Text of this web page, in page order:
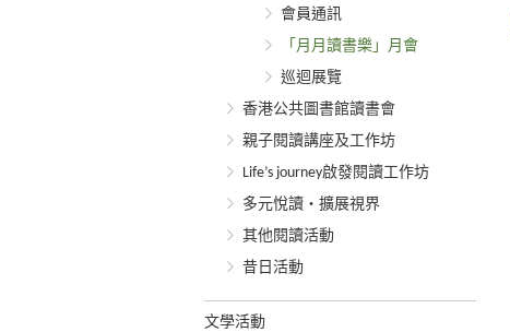
會員通訊
「月月讀書樂」月會
巡迴展覽
香港公共圖書館讀書會
親子閱讀講座及工作坊
Life’s journey啟發閱讀工作坊
多元悅讀‧擴展視界
其他閱讀活動
昔日活動
文學活動